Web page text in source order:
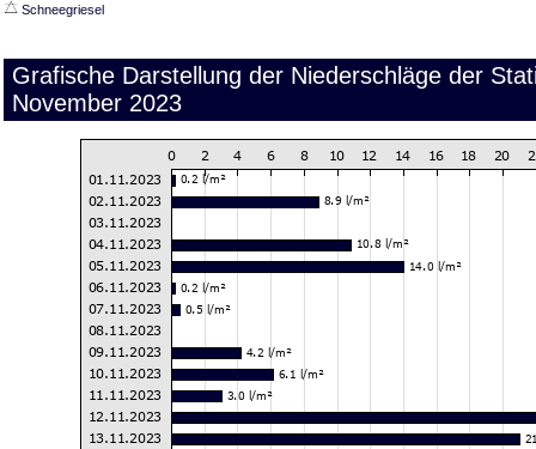
Schneegriesel
Grafische Darstellung der Niederschläge der
November 2023